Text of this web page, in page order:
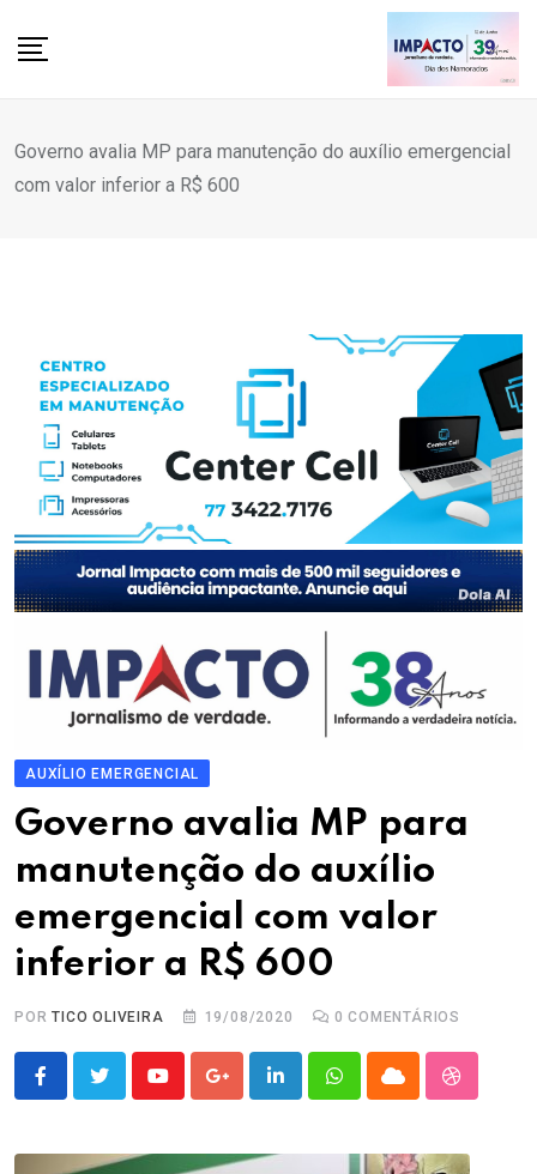
Governo avalia MP para manutenção do auxílio emergencial
com valor inferior a R$ 600
AUXÍLIO EMERGENCIAL
Governo avalia MP para
manutenção do auxílio
emergencial com valor
inferior a R$ 600
PORTICO OLIVEIRA 19/08/2020 0 COMENTÁRIOS
YoutubeGoogle+LinkedInWhatsappCloud